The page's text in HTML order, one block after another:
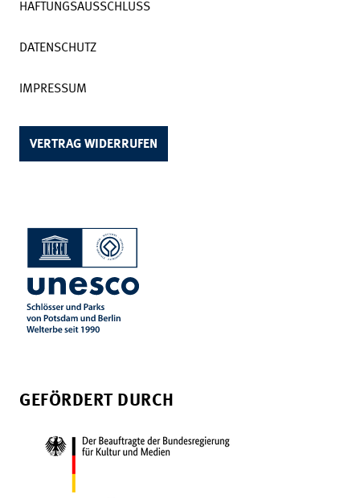
HAFTUNGSAUSSCHLUSS
DATENSCHUTZ
IMPRESSUM
VERTRAG WIDERRUFEN
GEFÖRDERT DURCH